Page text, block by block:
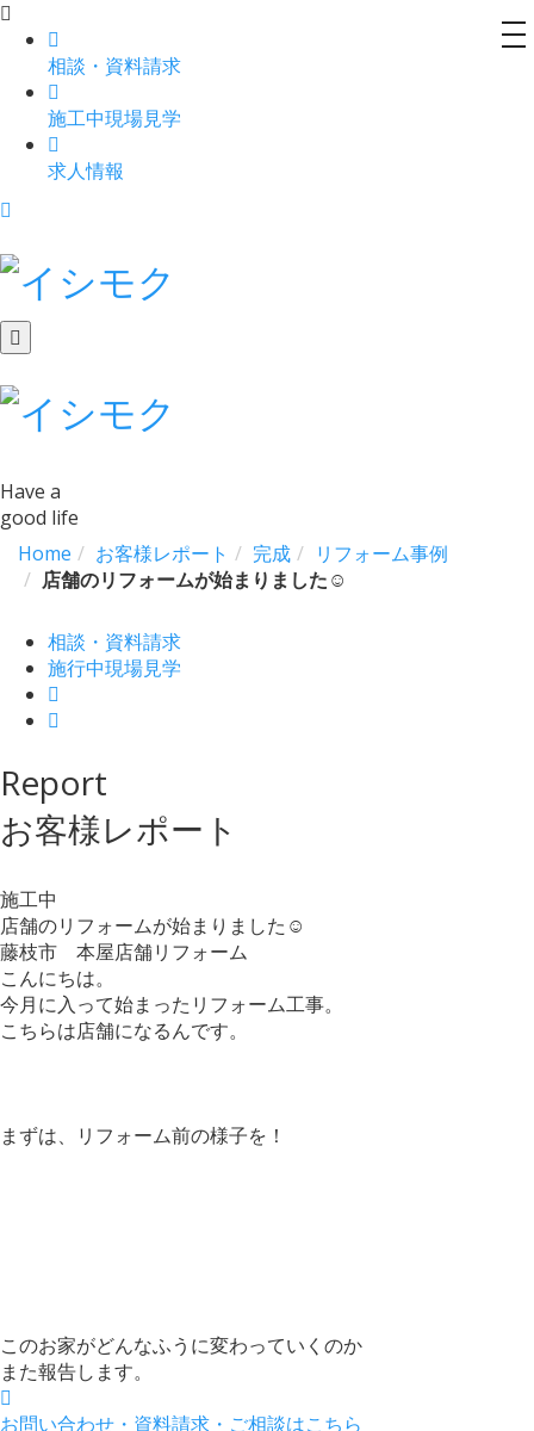
相談 ・ 資料請求
施工中現場見学
求人情報
Have a
good life
Home
お客様レポート 完成
リフォーム事例
店舗のリフォームが始まりました☺
相談・資料請求
施行中現場見学
Report
お客様レポート
施工中
店舗のリフォームが始まりました☺
藤枝市 本屋店舗リフォーム
こんにちは。
今月に入って始まったリフォーム工事。
こちらは店舗になるんです。
まずは、リフォーム前の様子を！
このお家がどんなふうに変わっていくのか
また報告します。
お問い合わせ・資料請求・ご相談はこちら